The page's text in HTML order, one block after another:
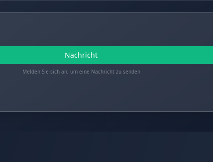
Nachricht
Melden Sie sich an, um eine Nachricht zu senden